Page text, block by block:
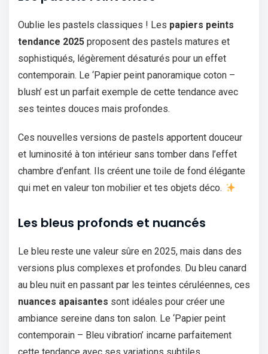
Oublie les pastels classiques ! Les papiers peints
tendance 2025 proposent des pastels matures et
sophistiqués, légèrement désaturés pour un effet
contemporain. Le ‘Papier peint panoramique coton –
blush’ est un parfait exemple de cette tendance avec
ses teintes douces mais profondes.
Ces nouvelles versions de pastels apportent douceur
et luminosité à ton intérieur sans tomber dans l’effet
chambre d’enfant. Ils créent une toile de fond élégante
qui met en valeur ton mobilier et tes objets déco.
Les bleus profonds et nuancés
Le bleu reste une valeur sûre en 2025, mais dans des
versions plus complexes et profondes. Du bleu canard
au bleu nuit en passant par les teintes céruléennes, ces
nuances apaisantes sont idéales pour créer une
ambiance sereine dans ton salon. Le ‘Papier peint
contemporain – Bleu vibration’ incarne parfaitement